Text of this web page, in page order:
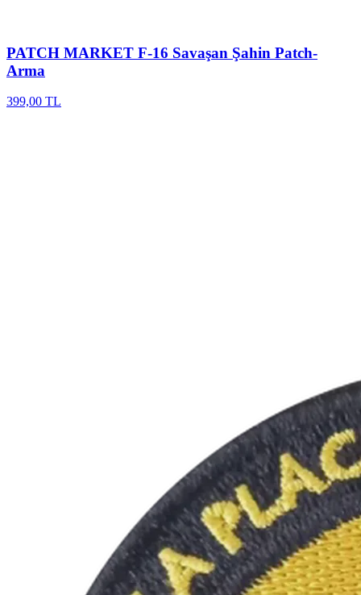
PATCH MARKET F-16 Savaşan Şahin Patch-
Arma
399,00 TL